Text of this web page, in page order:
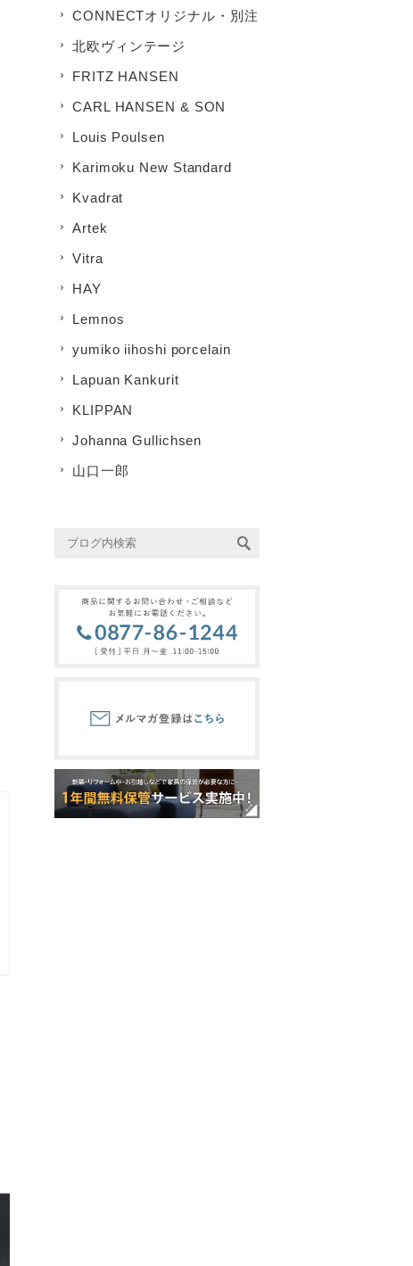
CONNECTオリジナル・別注
北欧ヴィンテージ
FRITZ HANSEN
CARL HANSEN & SON
Louis Poulsen
Karimoku New Standard
Kvadrat
Artek
Vitra
HAY
Lemnos
yumiko iihoshi porcelain
Lapuan Kankurit
KLIPPAN
Johanna Gullichsen
山口一郎